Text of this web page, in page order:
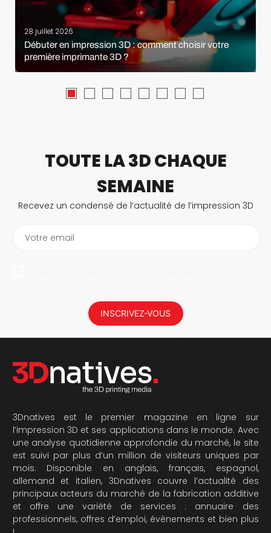
28 juillet 2026
Débuter en impression 3D : comment choisir votre
première imprimante 3D ?
TOUTE LA 3D CHAQUE
SEMAINE
Recevez un condensé de l’actualité de l’impression 3D
Votre email
INSCRIVEZ-VOUS
3Dnatives est le premier magazine en ligne sur
l’impression 3D et ses applications dans le monde. Avec
une analyse quotidienne approfondie du marché, le site
est suivi par plus d’un million de visiteurs uniques par
mois. Disponible en anglais, français, espagnol,
allemand et italien, 3Dnatives couvre l’actualité des
principaux acteurs du marché de la fabrication additive
et offre une variété de services : annuaire des
professionnels, offres d’emploi, évènements et bien plus